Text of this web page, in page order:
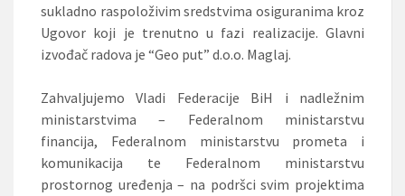
sukladno raspoloživim sredstvima osiguranima kroz
Ugovor koji je trenutno u fazi realizacije. Glavni
izvođač radova je “Geo put” d.o.o. Maglaj.
Zahvaljujemo Vladi Federacije BiH i nadležnim
ministarstvima – Federalnom ministarstvu
financija, Federalnom ministarstvu prometa i
komunikacija te Federalnom ministarstvu
prostornog uređenja – na podršci svim projektima